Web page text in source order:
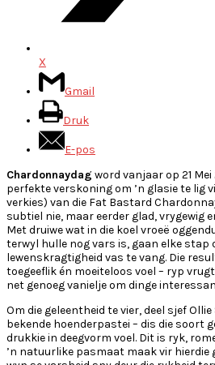
X
Gmail
Druk
E-pos
Chardonnaydag word vanjaar op 21
perfekte verskoning om ’n glasie te lig
verkies) van die Fat Bastard
subtiel nie, maar eerder glad, vrygewig
Met druiwe wat in die koel vroeë
terwyl hulle nog vars is, gaan elke stap
lewenskragtigheid vas te vang. Die
toegeeflik én moeiteloos voel – ryp
net genoeg vanielje om dinge
Om die geleentheid te vier, deel sjef
bekende hoenderpastei – dis die soort
drukkie in deegvorm voel. Dit is ryk,
’n natuurlike pasmaat maak vir hierdie